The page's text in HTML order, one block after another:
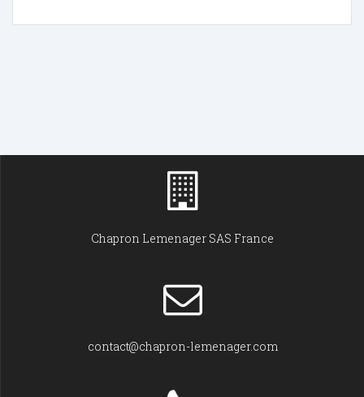
Chapron Lemenager SAS France
contact@chapron-lemenager.com